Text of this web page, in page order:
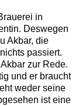
in
Deswegen
Akbar, die
passiert.
zur Rede.
und er braucht
weder seine
ist eine